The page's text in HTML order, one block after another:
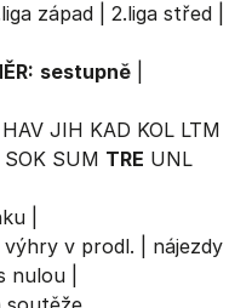
západ 2.liga střed
sestupně
HAV JIH KAD KOL LTM
SOK SUM TRE UNL
výhry v prodl.
nájezdy
nulou